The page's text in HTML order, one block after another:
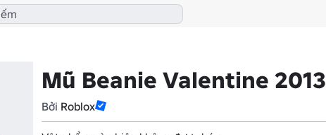
Mũ Beanie Valentine 2013
Bởi Roblox